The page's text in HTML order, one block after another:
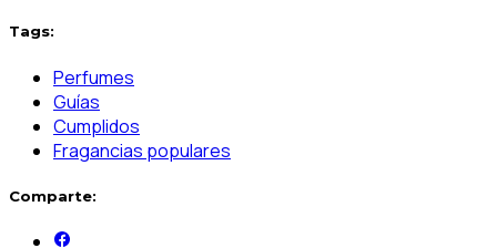
Tags:
Perfumes
Guías
Cumplidos
Fragancias populares
Comparte: